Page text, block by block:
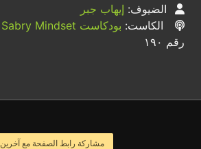
الضيوف: إيهاب جبر
الكاست: بودكاست Youssef Sabry Mindset
رقم ١٩٠
مشاركة رابط الصفحة مع آخرين